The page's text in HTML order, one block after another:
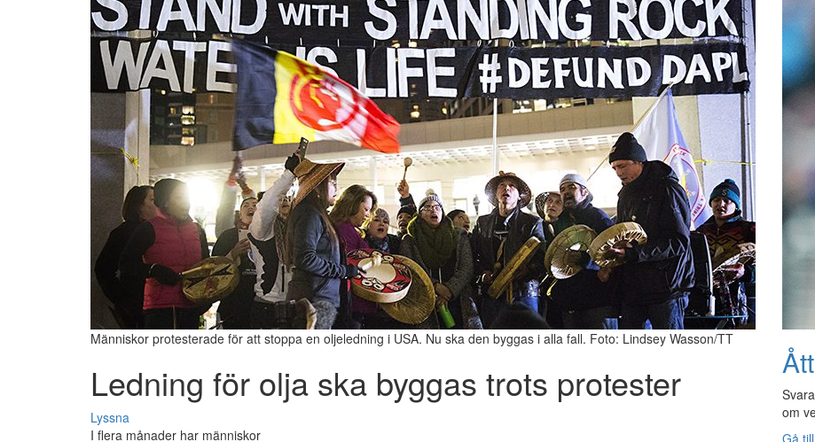
Människor protesterade för att stoppa en oljeledning i USA. Nu ska den byggas i alla fall. Foto: Lindsey Wasson/TT
Ledning för olja ska byggas trots protester
Lyssna
I flera månader har människor
om